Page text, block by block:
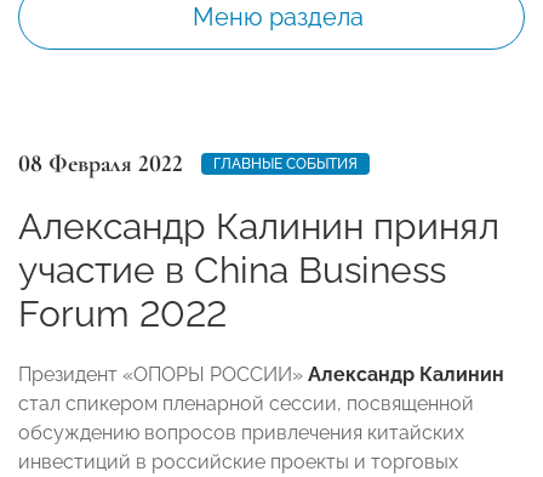
Меню раздела
08 Февраля 2022 ГЛАВНЫЕ СОБЫТИЯ
Александр Калинин принял
участие в China Business
Forum 2022
Президент «ОПОРЫ РОССИИ» Александр Калинин
стал спикером пленарной сессии, посвященной
обсуждению вопросов привлечения китайских
инвестиций в российские проекты и торговых